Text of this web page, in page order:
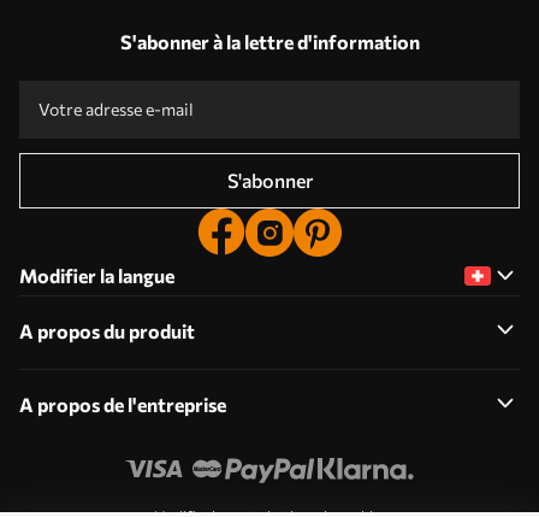
S'abonner à la lettre d'information
S'abonner
Modifier la langue
A propos du produit
A propos de l'entreprise